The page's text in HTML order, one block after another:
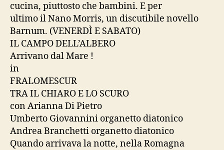
cucina, piuttosto che bambini. E per
ultimo il Nano Morris, un discutibile novello
Barnum. (VENERDÌ E SABATO)
IL CAMPO DELL’ALBERO
Arrivano dal Mare !
in
FRALOMESCUR
TRA IL CHIARO E LO SCURO
con Arianna Di Pietro
Umberto Giovannini organetto diatonico
Andrea Branchetti organetto diatonico
Quando arrivava la notte, nella Romagna